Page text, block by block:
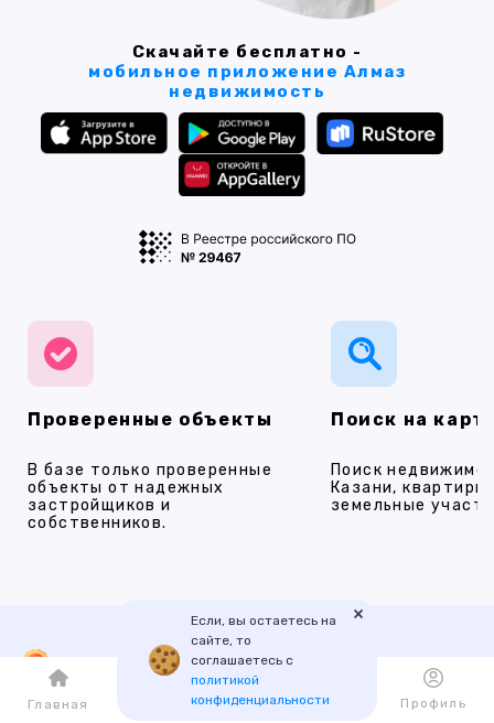
Скачайте бесплатно -
мобильное приложение Алмаз
недвижимость
Проверенные объекты
В базе только проверенные
объекты от надежных
застройщиков и
собственников.
Поиск на
Поиск
Казани,
земельные
Наши услуги
Если, вы остаетесь на
сайте, то
соглашаетесь с
политикой
конфиденциальности
×
Главная Каталог Избранное Профиль